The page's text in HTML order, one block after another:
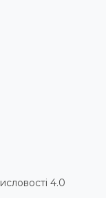
4.0